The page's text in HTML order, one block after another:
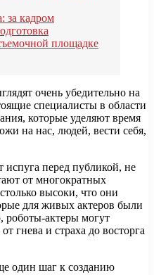
за кадром
площадке
очень убедительно на
специалисты в области
которые уделяют время
на нас, людей, вести себя,
перед публикой, не
от многократных
высоки, что они
для живых актеров были
актеры могут
гнева и страха до восторга
один шаг к созданию